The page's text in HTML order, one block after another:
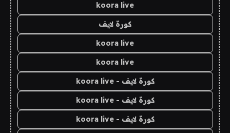
koora live
كورة لايف
koora live
koora live
كورة لايف - koora live
كورة لايف - koora live
كورة لايف - koora live